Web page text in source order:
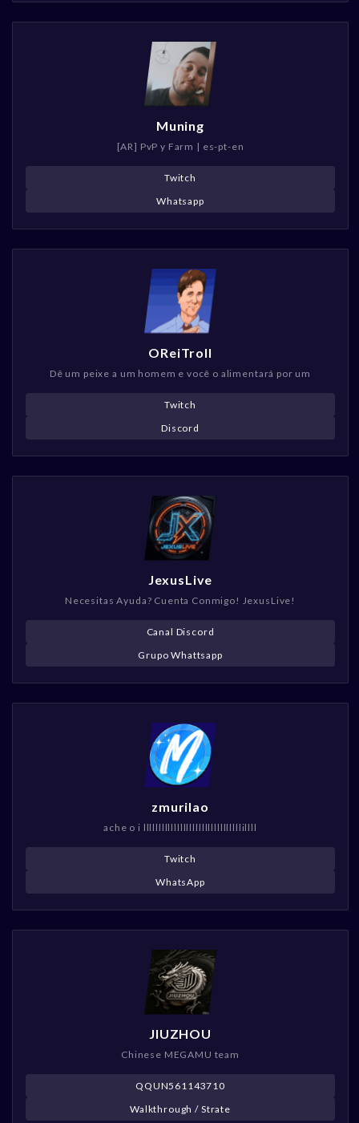
Muning
[AR] PvP y Farm | es-pt-en
Twitch
Whatsapp
OReiTroll
Dê um peixe a um homem e você o alimentará por um
Twitch
Discord
JexusLive
Necesitas Ayuda? Cuenta Conmigo! JexusLive!
Canal Discord
Grupo Whattsapp
zmurilao
ache o i llllllllllllllllllllllllllllllllillll
Twitch
WhatsApp
JIUZHOU
Chinese MEGAMU team
QQUN561143710
Walkthrough / Strate